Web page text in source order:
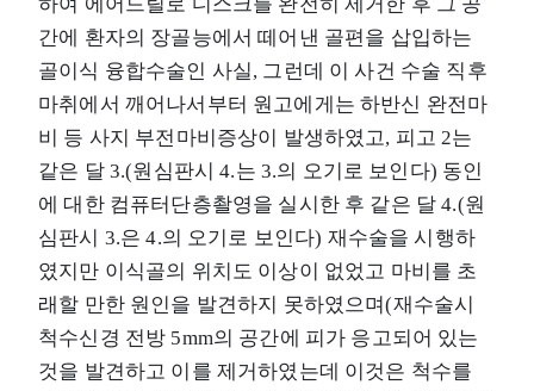
간에 환자의 장골능에서 떼어낸 골편을 삽입하는
골이식 융합수술인 사실, 그런데 이 사건 수술 직후
마취에서 깨어나서부터 원고에게는 하반신 완전마
비 등 사지 부전마비증상이 발생하였고, 피고 2는
같은 달 3.(원심판시 4.는 3.의 오기로 보인다) 동인
에 대한 컴퓨터단층촬영을 실시한 후 같은 달 4.(원
심판시 3.은 4.의 오기로 보인다) 재수술을 시행하
였지만 이식골의 위치도 이상이 없었고 마비를 초
래할 만한 원인을 발견하지 못하였으며(재수술시
척수신경 전방 5mm의 공간에 피가 응고되어 있는
것을 발견하고 이를 제거하였는데 이것은 척수를